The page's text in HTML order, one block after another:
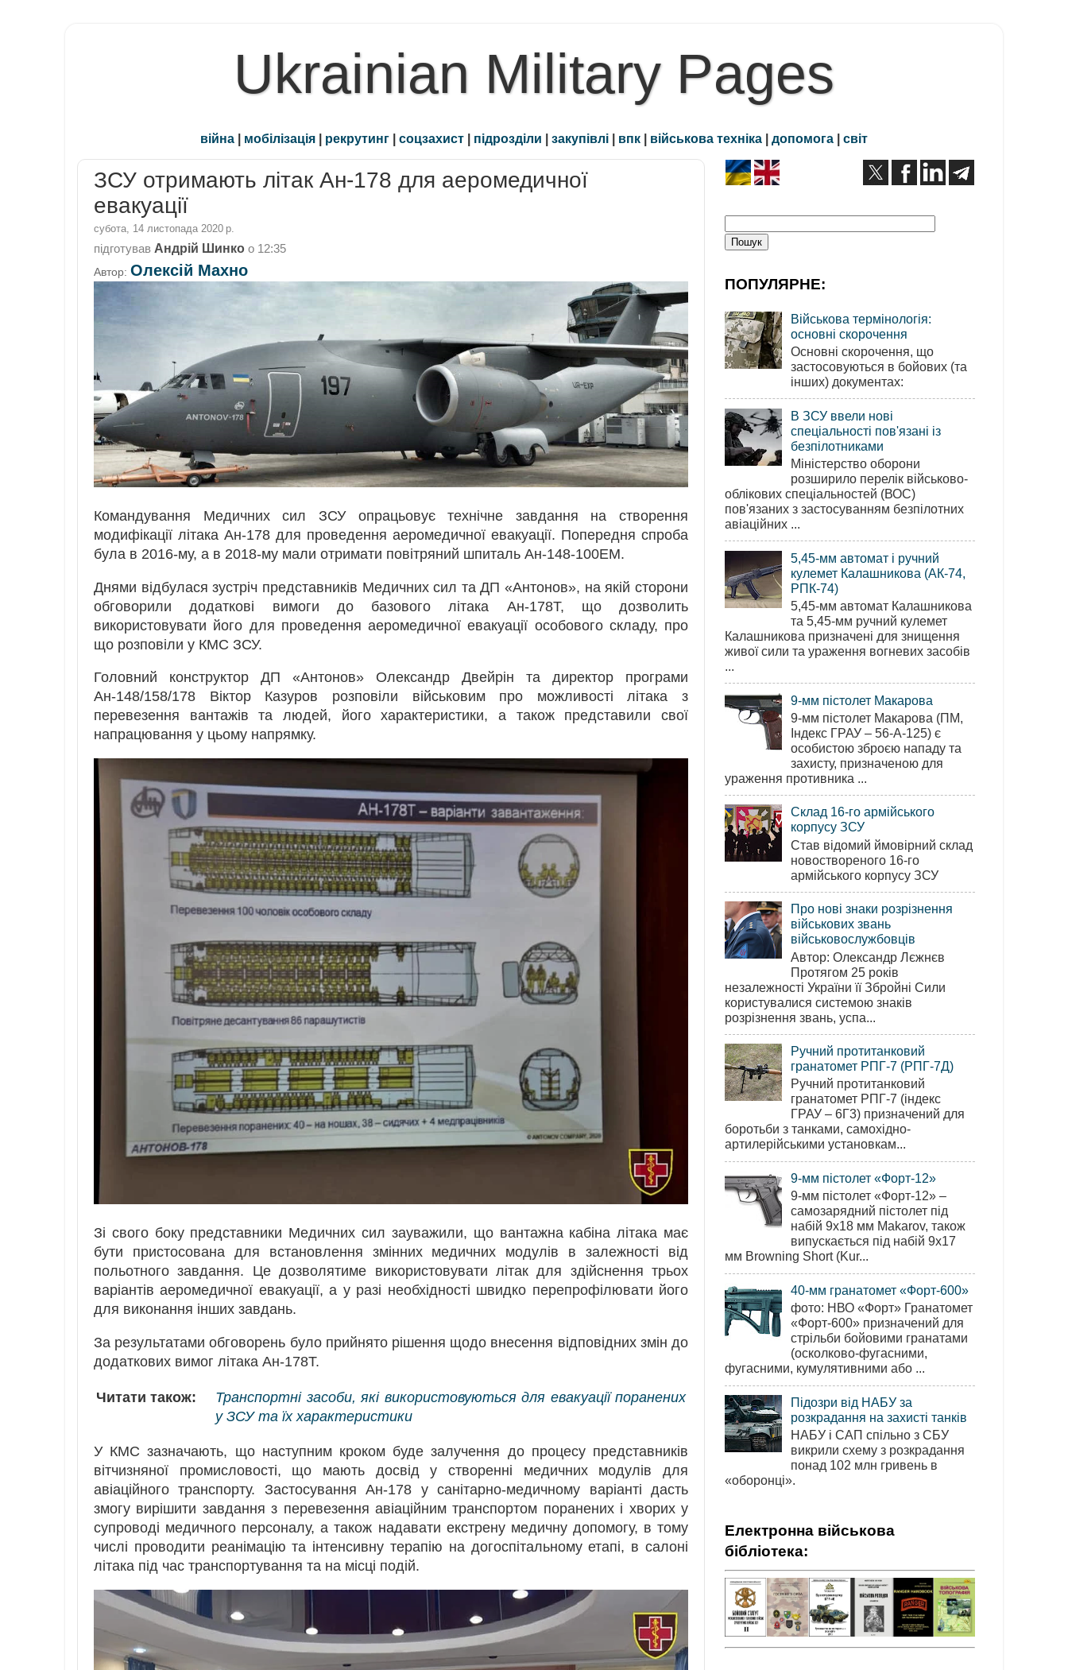
Ukrainian Military Pages
війна | мобілізація | рекрутинг | соцзахист | підрозділи | закупівлі | впк | військова техніка | допомога | світ
ЗСУ отримають літак Ан-178 для аеромедичної
евакуації
субота, 14 листопада 2020 р.
підготував Андрій Шинко о 12:35
Автор: Олексій Махно
Командування Медичних сил ЗСУ опрацьовує технічне завдання на створення
модифікації літака Ан-178 для проведення аеромедичної евакуації. Попередня спроба
була в 2016-му, а в 2018-му мали отримати повітряний шпиталь Ан-148-100ЕМ.
Днями відбулася зустріч представників Медичних сил та ДП «Антонов», на якій сторони
обговорили додаткові вимоги до базового літака Ан-178Т, що дозволить
використовувати його для проведення аеромедичної евакуації особового складу, про
що розповіли у КМС ЗСУ.
Головний конструктор ДП «Антонов» Олександр Двейрін та директор програми
Ан-148/158/178 Віктор Казуров розповіли військовим про можливості літака з
перевезення вантажів та людей, його характеристики, а також представили свої
напрацювання у цьому напрямку.
Зі свого боку представники Медичних сил зауважили, що вантажна кабіна літака має
бути пристосована для встановлення змінних медичних модулів в залежності від
польотного завдання. Це дозволятиме використовувати літак для здійснення трьох
варіантів аеромедичної евакуації, а у разі необхідності швидко перепрофілювати його
для виконання інших завдань.
За результатами обговорень було прийнято рішення щодо внесення відповідних змін до
додаткових вимог літака Ан-178Т.
Читати також:
Транспортні засоби, які використовуються для евакуації поранених
у ЗСУ та їх характеристики
У КМС зазначають, що наступним кроком буде залучення до процесу представників
вітчизняної промисловості, що мають досвід у створенні медичних модулів для
авіаційного транспорту. Застосування Ан-178 у санітарно-медичному варіанті дасть
змогу вирішити завдання з перевезення авіаційним транспортом поранених і хворих у
супроводі медичного персоналу, а також надавати екстрену медичну допомогу, в тому
числі проводити реанімацію та інтенсивну терапію на догоспітальному етапі, в салоні
літака під час транспортування та на місці подій.
ПОПУЛЯРНЕ:
Військова термінологія:
основні скорочення
Основні скорочення, що
застосовуються в бойових (та
інших) документах:
В ЗСУ ввели нові
спеціальності пов'язані із
безпілотниками
Міністерство оборони
розширило перелік військово-
облікових спеціальностей (ВОС)
пов'язаних з застосуванням безпілотних
авіаційних ...
5,45-мм автомат і ручний
кулемет Калашникова (АК-74,
РПК-74)
5,45-мм автомат Калашникова
та 5,45-мм ручний кулемет
Калашникова призначені для знищення
живої сили та ураження вогневих засобів
...
9-мм пістолет Макарова
9-мм пістолет Макарова (ПМ,
Індекс ГРАУ – 56-А-125) є
особистою зброєю нападу та
захисту, призначеною для
ураження противника ...
Склад 16-го армійського
корпусу ЗСУ
Став відомий ймовірний склад
новоствореного 16-го
армійського корпусу ЗСУ
Про нові знаки розрізнення
військових звань
військовослужбовців
Автор: Олександр Лєжнєв
Протягом 25 років
незалежності України її Збройні Сили
користувалися системою знаків
розрізнення звань, успа...
Ручний протитанковий
гранатомет РПГ-7 (РПГ-7Д)
Ручний протитанковий
гранатомет РПГ-7 (індекс
ГРАУ – 6Г3) призначений для
боротьби з танками, самохідно-
артилерійськими установкам...
9-мм пістолет «Форт-12»
9-мм пістолет «Форт-12» –
самозарядний пістолет під
набій 9х18 мм Makarov, також
випускається під набій 9х17
мм Browning Short (Kur...
40-мм гранатомет «Форт-600»
фото: НВО «Форт» Гранатомет
«Форт-600» призначений для
стрільби бойовими гранатами
(осколково-фугасними,
фугасними, кумулятивними або ...
Підозри від НАБУ за
розкрадання на захисті танків
НАБУ і САП спільно з СБУ
викрили схему з розкрадання
понад 102 млн гривень в
«оборонці».
Електронна військова
бібліотека: